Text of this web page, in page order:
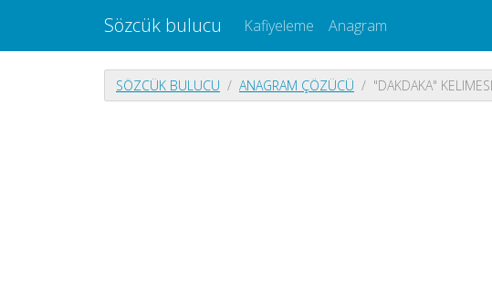
Sözcük bulucu Kafiyeleme Anagram
SÖZCÜK BULUCU ANAGRAM ÇÖZÜCÜ "DAKDAKA"